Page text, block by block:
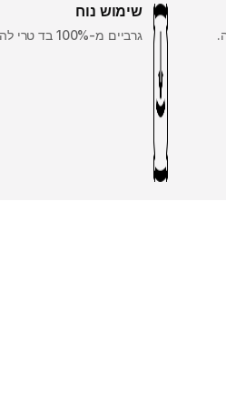
שימוש נוח
גרביים מ-100% בד טרי להתאמה נוחה יותר.